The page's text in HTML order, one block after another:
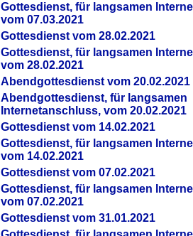
Gottesdienst, für langsamen
vom 07.03.2021
Gottesdienst vom 28.02.2021
Gottesdienst, für langsamen
vom 28.02.2021
Abendgottesdienst vom 20.02.2021
Abendgottesdienst, für langsamen
Internetanschluss, vom 20.02.2021
Gottesdienst vom 14.02.2021
Gottesdienst, für langsamen
vom 14.02.2021
Gottesdienst vom 07.02.2021
Gottesdienst, für langsamen
vom 07.02.2021
Gottesdienst vom 31.01.2021